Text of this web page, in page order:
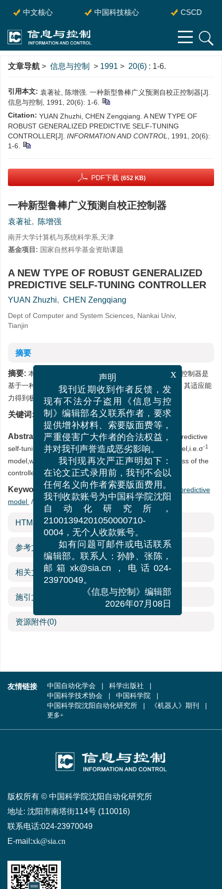
中文核心 中国科技核心 CSCD
文章导航 > 信息与控制 > 1991 > 20(6) : 1-6.
引用本文: 袁著祉, 陈增强. 一种新型鲁棒广义预测自校正控制器[J].
信息与控制, 1991, 20(6): 1-6.
Citation: YUAN Zhuzhi, CHEN Zengqiang. A NEW TYPE OF
ROBUST GENERALIZED PREDICTIVE SELF-TUNING
CONTROLLER[J]. INFORMATION AND CONTROL
, 1991, 20(6):
1-6.
PDF下载 (652 KB)
一种新型鲁棒广义预测自校正控制器
袁著祉, 陈增强
南开大学计算机与系统科学系,天津
基金项目: 国家自然科学基金资助课题
A NEW TYPE OF ROBUST GENERALIZED
PREDICTIVE SELF-TUNING CONTROLLER
YUAN Zhuzhi, CHEN Zengqiang
Dept of Computer and System Sciences, Nankai Univ,
Tianjin
摘要
摘要: 本文提出了一种新的广义预测自校正控制器，这种控制器是
基于一种新结构的预测模型——σ-1 模型的基础上设计的，其适应能
力得到极大加强．
关键词: 自校正控制/预测控制/预测模型 /鲁棒性
Abstract:
This paper presents a type of generalized predictive
self-tuning controller which is based on apredictive model,i.e.σ-1
model,with new structure.The adaptability and robustness of the
controller isimproved greatly.
Keywords: self-tuning control /predictive control
predictive
model / robustness
HTML全文
参考文献
相关文章
施引文献
资源附件(0)
友情链接 中国自动化学会
科学出版社
中国科学技术协会
中国科学院
中国科学院沈阳自动化研究所
《机器人》期刊
更多+
版权所有 © 中国科学院沈阳自动化研究所
地址: 沈阳市南塔街114号 (110016)
联系电话:024-23970049
E-mail:xk@sia.cn
x
声明
我刊近期收到作者反馈，发
现有不法分子盗用《信息与控
制》编辑部名义联系作者，要求
提供增补材料、索要版面费等，
严重侵害广大作者的合法权益，
并对我刊声誉造成恶劣影响。
我刊现再次严正声明如下：
在论文正式录用前，我刊不会以
任何名义向作者索要版面费用。
我刊收款账号为中国科学院沈阳
自动化研究所，
21001394201050000710-
0004，无个人收款账号。
如有问题可邮件或电话联系
编辑部。联系人：孙静、张陈，
邮箱xk@sia.cn，电话024-
23970049。
《信息与控制》编辑部
2026年07月08日